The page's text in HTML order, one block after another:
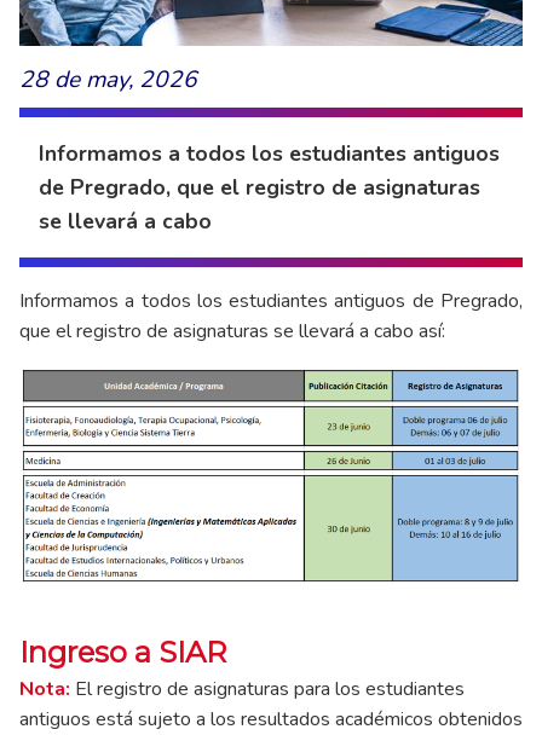
28 de may, 2026
Informamos a todos los estudiantes antiguos
de Pregrado, que el registro de asignaturas
se llevará a cabo
Informamos a todos los estudiantes antiguos de Pregrado,
que el registro de asignaturas se llevará a cabo así:
Ingreso a SIAR
Nota: El registro de asignaturas para los estudiantes
antiguos está sujeto a los resultados académicos obtenidos